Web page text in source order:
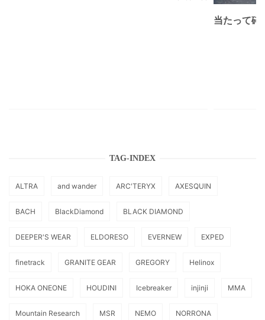
当たって砕
TAG-INDEX
ALTRA and wander ARC'TERYX AXESQUIN
BACH BlackDiamond BLACK DIAMOND
DEEPER'S WEAR ELDORESO EVERNEW EXPED
finetrack GRANITE GEAR GREGORY Helinox
HOKA ONEONE HOUDINI Icebreaker injinji MMA
Mountain Research MSR NEMO NORRONA